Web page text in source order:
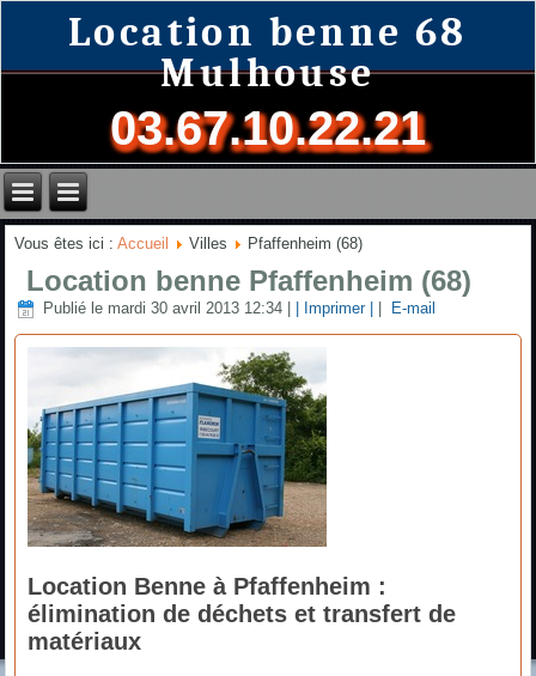
Location benne 68
Mulhouse
03.67.10.22.21
Vous êtes ici :Accueil Villes Pfaffenheim (68)
Location benne Pfaffenheim (68)
Publié le mardi 30 avril 2013 12:34 | Imprimer | E-mail
Location Benne à Pfaffenheim :
élimination de déchets et transfert de
matériaux